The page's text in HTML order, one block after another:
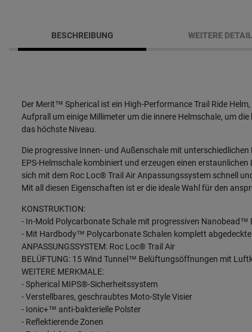
BESCHREIBUNG WEITERE
Der Merit™ Spherical ist ein High-Performance Trail Ride
Aufprall um einige Millimeter um die innere Helmschale, um
das höchste Niveau.
Die progressive Innen- und Außenschale mit
EPS-Helmschale kombiniert und erzeugen einen
sich mit dem Roc Loc® Trail Air Anpassungssystem schnell
Mit all diesen Eigenschaften ist er die ideale Wahl für den
KONSTRUKTION:
- In-Mold Polycarbonate Schale mit progressiven Nanobead™
- Mit Hardbody™ Polycarbonate Schalen komplett abgedeckte
ANPASSUNGSSYSTEM: Roc Loc® Trail Air
BELÜFTUNG: 15 Wind Tunnel™ Belüftungsöffnungen mit
WEITERE MERKMALE:
- Spherical MIPS®-Sicherheitssystem
- Verstellbares, geschraubtes Moto-Style Visier
- Ionic+™ anti-bakterielle Polster
- Reflektierende Zonen